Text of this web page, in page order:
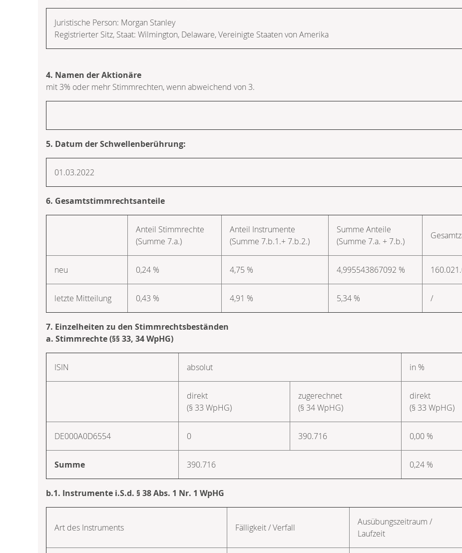
Juristische Person: Morgan Stanley
Registrierter Sitz, Staat: Wilmington, Delaware,Vereinigte Staaten von Amerika
4. Namen der Aktionäre
mit 3% oder mehr Stimmrechten, wenn abweichend von 3.
5. Datum der Schwellenberührung:
01.03.2022
6. Gesamtstimmrechtsanteile
Anteil Stimmrechte
(Summe 7.a.)
Anteil Instrumente
(Summe 7.b.1.+ 7.b.2.)
Summe Anteile
(Summe 7.a. + 7.b.)
neu 0,24 % 4,75 % 4,995543867092 %
letzte Mitteilung 0,43 % 4,91 % 5,34 % /
7. Einzelheiten zu den Stimmrechtsbeständen
a. Stimmrechte (§§ 33, 34 WpHG)
ISIN absolut in %
direkt
(§ 33 WpHG)
zugerechnet
(§ 34 WpHG)
direkt
(§ 33 WpHG)
DE000A0D6554 0 390.716 0,00 %
Summe 390.716 0,24 %
b.1. Instrumente i.S.d. § 38 Abs. 1 Nr. 1 WpHG
Art des Instruments Fälligkeit / Verfall
Ausübungs­zeitraum /
Laufzeit